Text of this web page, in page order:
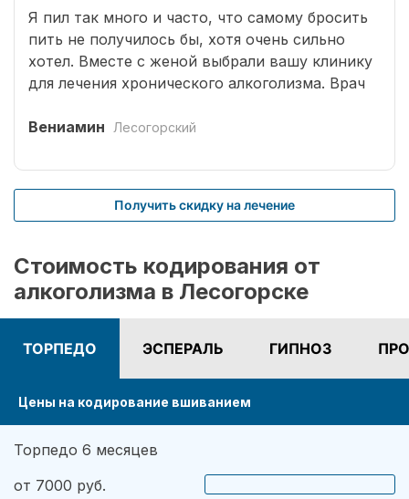
Я пил так много и часто, что самому бросить
пить не получилось бы, хотя очень сильно
хотел. Вместе с женой выбрали вашу клинику
для лечения хронического алкоголизма. Врач
сроком на три года. Вшивание препаратов
лечение. Врачом наркологом было подобрано
несколько начальных эффективных методик
для меня. Я завязал с приемом спиртных
конечно не обошлось.). На учете нигде не
состою. И вот срок кодировки уже прошел,
но я пить не хочу совсем. Я отказался от
употребления алкоголя навсегда. Спасибо!
Вениамин Лесогорский
Получить скидку на лечение
Стоимость кодирования от
алкоголизма в Лесогорске
ТОРПЕДО ЭСПЕРАЛЬ ГИПНОЗ
Цены на кодирование вшиванием
Торпедо 6 месяцев
от 7000 руб.